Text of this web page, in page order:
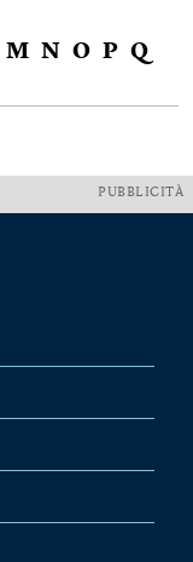
M N O P Q
PUBBLICITÀ